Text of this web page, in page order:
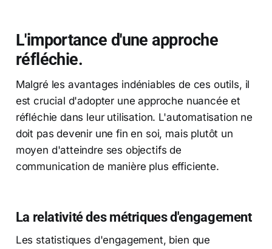
L'importance d'une approche
réfléchie.
Malgré les avantages indéniables de ces outils, il
est crucial d'adopter une approche nuancée et
réfléchie dans leur utilisation. L'automatisation ne
doit pas devenir une fin en soi, mais plutôt un
moyen d'atteindre ses objectifs de
communication de manière plus efficiente.
La relativité des métriques d'engagement
Les statistiques d'engagement, bien que